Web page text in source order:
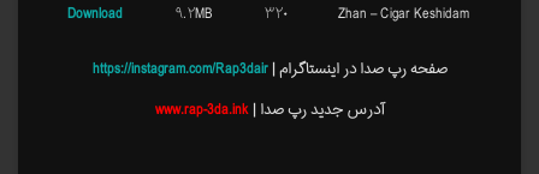
Zhan – Cigar Keshidam
۳۲۰ ۹.۲MB Download
صفحه رپ صدا در اینستاگرام |https://instagram.com/Rap3dair
آدرس جدید رپ صدا |www.rap-3da.ink